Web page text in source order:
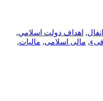
انفال, اهداف دولت اسلامي,
فیء, مالی اسلامی, مالیات,